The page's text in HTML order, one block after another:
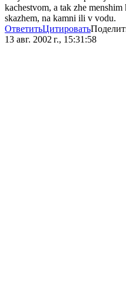
kachestvom, a tak zhe
skazhem, na kamni ili v vodu.
ОтветитьЦитировать
13 авг. 2002 г., 15:31:58